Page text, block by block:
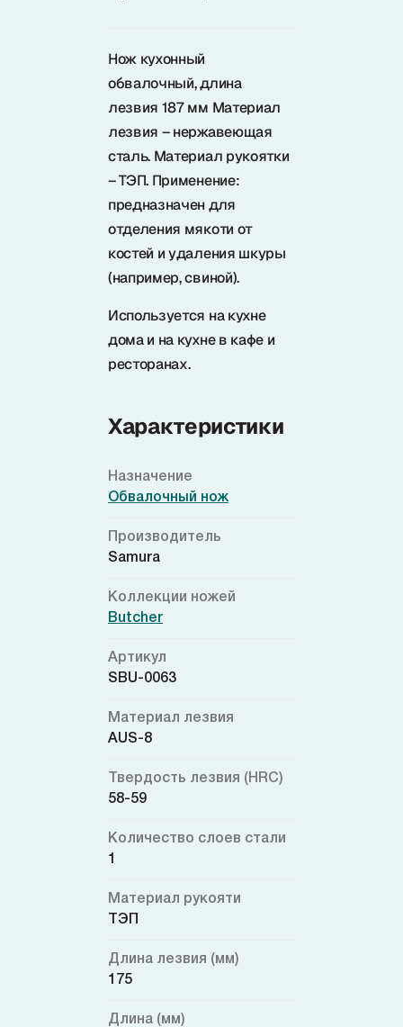
Интернет-магазин
Problem@samura.ru
Samura в соцсетях
Нож кухонный
обвалочный, длина
лезвия 187 мм Материал
лезвия – нержавеющая
сталь. Материал рукоятки
– ТЭП. Применение:
предназначен для
отделения мякоти от
костей и удаления шкуры
(например, свиной).
Используется на кухне
дома и на кухне в кафе и
ресторанах.
Характеристики
Назначение
Обвалочный нож
Производитель
Samura
Коллекции ножей
Butcher
Артикул
SBU-0063
Материал лезвия
AUS-8
Твердость лезвия (HRC)
58-59
Количество слоев стали
1
Материал рукояти
ТЭП
Длина лезвия (мм)
175
Длина (мм)